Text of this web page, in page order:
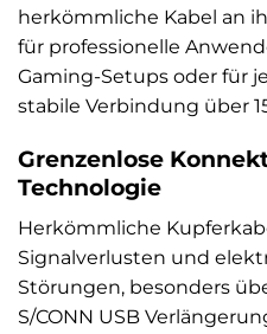
herkömmliche Kabel an
für professionelle
Gaming-Setups oder für
stabile Verbindung über
Grenzenlose
Technologie
Herkömmliche
Signalverlusten und
Störungen, besonders
S/CONN USB